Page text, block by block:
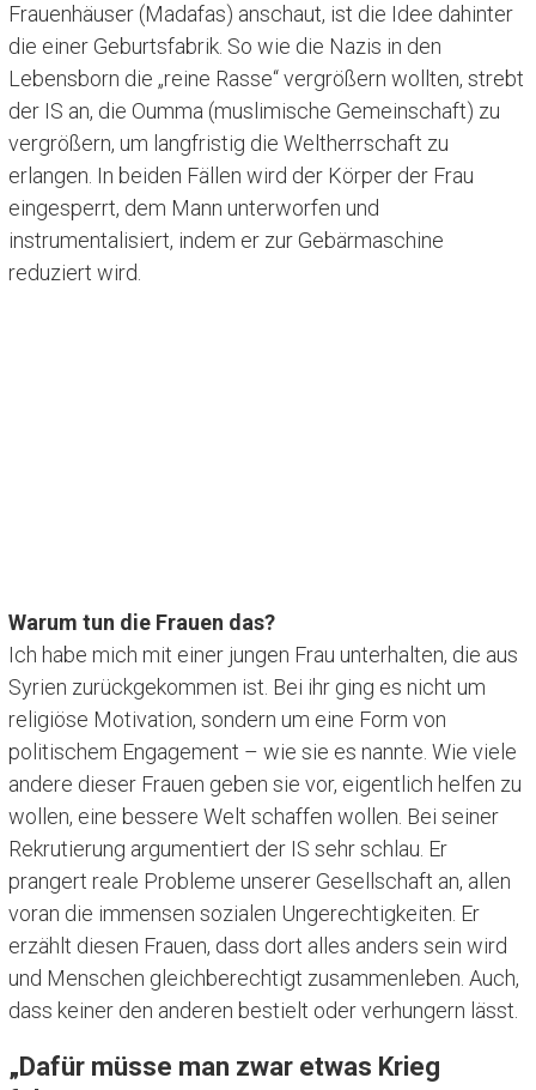
Frauenhäuser (Madafas) anschaut, ist die Idee dahinter
die einer Geburtsfabrik. So wie die Nazis in den
Lebensborn die „reine Rasse“ vergrößern wollten, strebt
der IS an, die Oumma (muslimische Gemeinschaft) zu
vergrößern, um langfristig die Weltherrschaft zu
erlangen. In beiden Fällen wird der Körper der Frau
eingesperrt, dem Mann unterworfen und
instrumentalisiert, indem er zur Gebärmaschine
reduziert wird.
Warum tun die Frauen das?
Ich habe mich mit einer jungen Frau unterhalten, die aus
Syrien zurückgekommen ist. Bei ihr ging es nicht um
religiöse Motivation, sondern um eine Form von
politischem Engagement – wie sie es nannte. Wie viele
andere dieser Frauen geben sie vor, eigentlich helfen zu
wollen, eine bessere Welt schaffen wollen. Bei seiner
Rekrutierung argumentiert der IS sehr schlau. Er
prangert reale Probleme unserer Gesellschaft an, allen
voran die immensen sozialen Ungerechtigkeiten. Er
erzählt diesen Frauen, dass dort alles anders sein wird
und Menschen gleichberechtigt zusammenleben. Auch,
dass keiner den anderen bestielt oder verhungern lässt.
„Dafür müsse man zwar etwas Krieg